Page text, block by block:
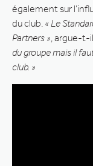
également sur
du club. « Le
Partners » , argue-t-il.
du groupe mais il
club. »